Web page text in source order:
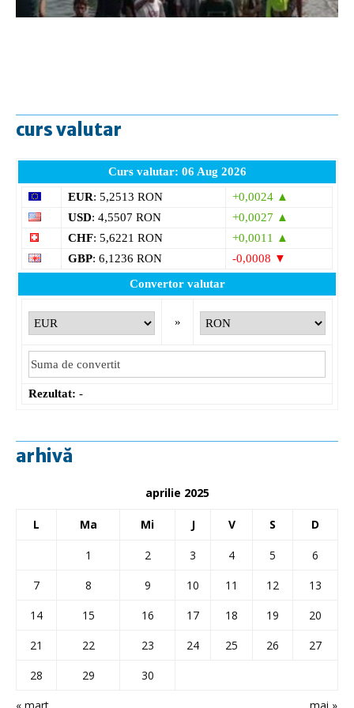
curs valutar
Curs valutar: 06 Aug 2026
EUR: 5,2513 RON
+0,0024 ▲
USD: 4,5507 RON
+0,0027 ▲
CHF: 5,6221 RON
+0,0011 ▲
GBP: 6,1236 RON
-0,0008 ▼
Convertor valutar
»
Rezultat: -
arhivă
aprilie 2025
L Ma Mi J V S D
1 2 3 4 5
6
7
8 9 10 11 12
13
14
15 16 17 18 19
20
21
22 23 24 25 26
27
28
29 30